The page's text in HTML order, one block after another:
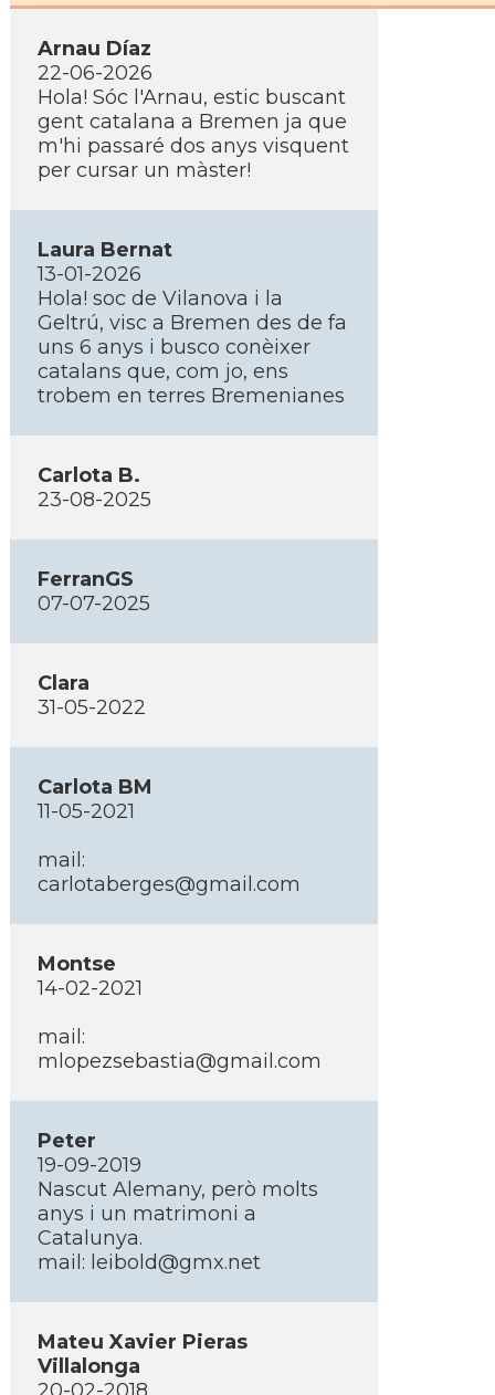
Arnau Díaz
22-06-2026
Hola! Sóc l'Arnau, estic buscant
gent catalana a Bremen ja que
m'hi passaré dos anys visquent
per cursar un màster!
Laura Bernat
13-01-2026
Hola! soc de Vilanova i la
Geltrú, visc a Bremen des de fa
uns 6 anys i busco conèixer
catalans que, com jo, ens
trobem en terres Bremenianes
Carlota B.
23-08-2025
FerranGS
07-07-2025
Clara
31-05-2022
Carlota BM
11-05-2021
mail:
carlotaberges@gmail.com
Montse
14-02-2021
mail:
mlopezsebastia@gmail.com
Peter
19-09-2019
Nascut Alemany, però molts
anys i un matrimoni a
Catalunya.
mail: leibold@gmx.net
Mateu Xavier Pieras
Villalonga